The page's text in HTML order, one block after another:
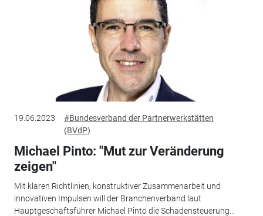
19.06.2023
#Bundesverband der Partnerwerkstätten
(BVdP)
Michael Pinto: "Mut zur Veränderung
zeigen"
Mit klaren Richtlinien, konstruktiver Zusammenarbeit und
innovativen Impulsen will der Branchenverband laut
Hauptgeschäftsführer Michael Pinto die Schadensteuerung...